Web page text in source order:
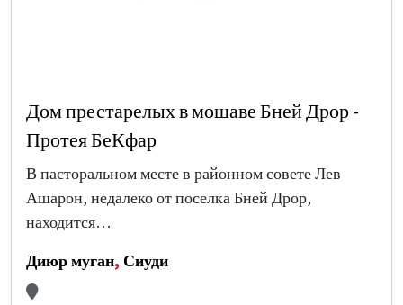
Дом престарелых в мошаве Бней Дрор -
Протея БеКфар
В пасторальном месте в районном совете Лев
Ашарон, недалеко от поселка Бней Дрор,
находится…
Диюр муган, Сиуди